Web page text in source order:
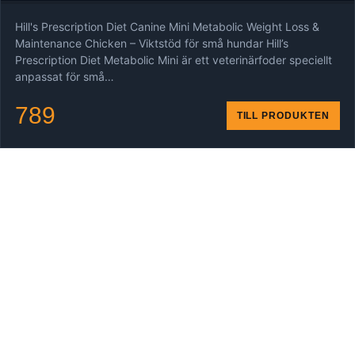
Hill's Prescription Diet Canine Mini Metabolic Weight Loss &
Maintenance Chicken – Viktstöd för små hundar Hill’s
Prescription Diet Metabolic Mini är ett veterinärfoder speciellt
anpassat för små…
789 TILL PRODUKTEN